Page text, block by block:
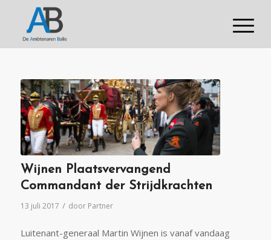
Wijnen Plaatsvervangend
Commandant der Strijdkrachten
13 juli 2017 / door Partner
Luitenant-generaal Martin Wijnen is vanaf vandaag